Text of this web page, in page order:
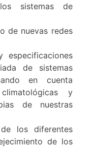
sistemas de
de nuevas redes
especificaciones
de sistemas
en cuenta
y
de nuestras
los diferentes
de los